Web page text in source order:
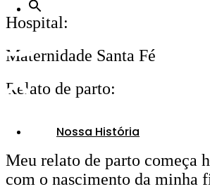
Nossa História
Hospital:
Maternidade Santa Fé
Relato de parto:
Meu relato de parto começa
com o nascimento da minha